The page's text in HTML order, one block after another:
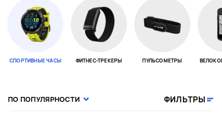
СПОРТИВНЫЕ ЧАСЫ ФИТНЕС-ТРЕКЕРЫ ПУЛЬСОМЕТРЫ
ПО ПОПУЛЯРНОСТИ ФИЛЬТРЫ